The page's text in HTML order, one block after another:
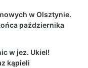
w Olsztynie.
października
w jez. Ukiel!
kąpieli